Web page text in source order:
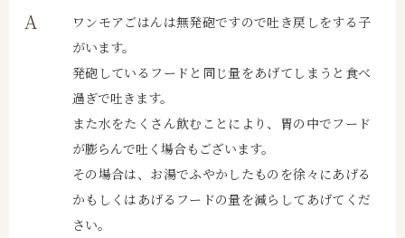
ワンモアごはんは無発砲ですので吐き戻しをする子
がいます。
発砲しているフードと同じ量をあげてしまうと食べ
過ぎで吐きます。
また水をたくさん飲むことにより、胃の中でフード
が膨らんで吐く場合もございます。
その場合は、お湯でふやかしたものを徐々にあげる
かもしくはあげるフードの量を減らしてあげてくだ
さい。